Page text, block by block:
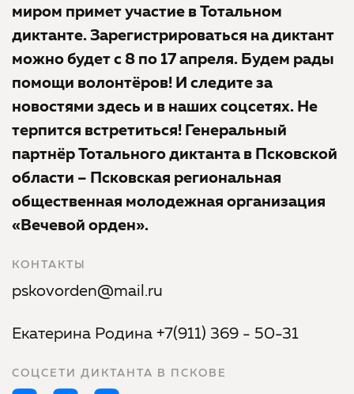
миром примет участие в Тотальном
диктанте. Зарегистрироваться на диктант
можно будет с 8 по 17 апреля. Будем рады
помощи волонтёров! И следите за
новостями здесь и в наших соцсетях. Не
терпится встретиться! Генеральный
партнёр Тотального диктанта в Псковской
области – Псковская региональная
общественная молодежная организация
«Вечевой орден».
КОНТАКТЫ
pskovorden@mail.ru
Екатерина Родина +7(911) 369 - 50-31
СОЦСЕТИ ДИКТАНТА В ПСКОВЕ